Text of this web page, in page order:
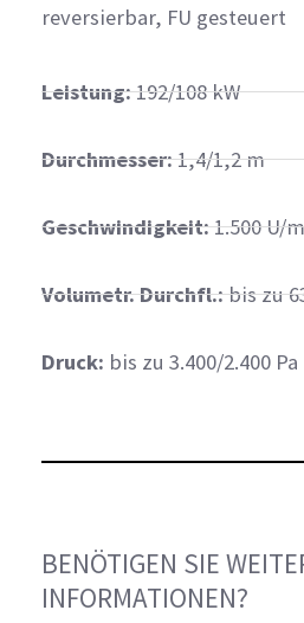
reversierbar, FU gesteuert
Leistung:192/108 kW
Durchmesser:1,4/1,2 m
Geschwindigkeit:1.500 U/
Volumetr. Durchfl.:bis zu
Druck: bis zu 3.400/2.400 Pa
BENÖTIGEN SIE
INFORMATIONEN?